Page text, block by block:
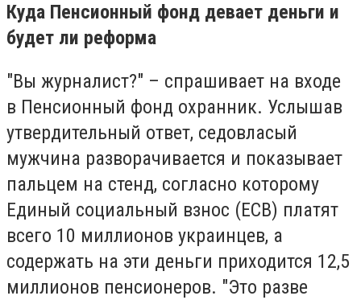
Куда Пенсионный фонд девает деньги и
будет ли реформа
"Вы журналист?" – спрашивает на входе
в Пенсионный фонд охранник. Услышав
утвердительный ответ, седовласый
мужчина разворачивается и показывает
пальцем на стенд, согласно которому
Единый социальный взнос (ЕСВ) платят
всего 10 миллионов украинцев, а
содержать на эти деньги приходится 12,5
миллионов пенсионеров. "Это разве